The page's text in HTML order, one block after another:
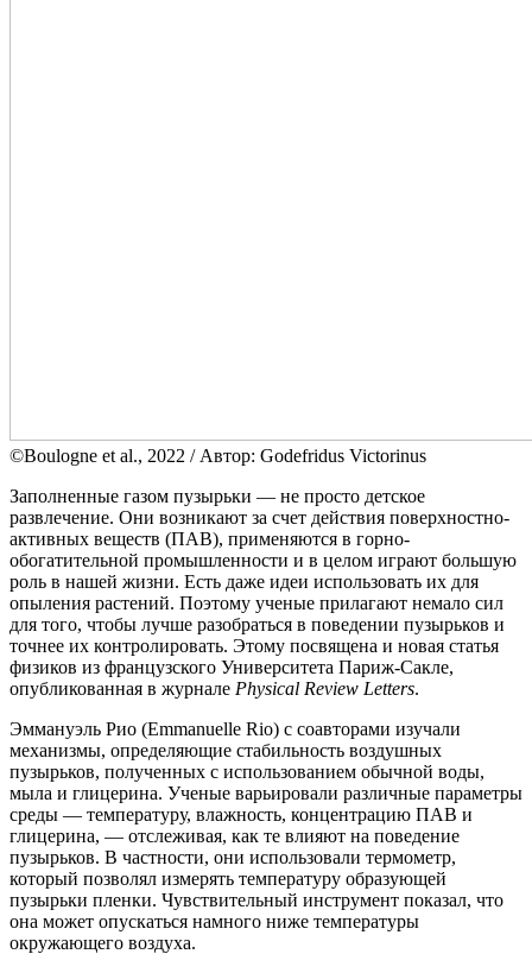
©Boulogne et al., 2022 / Автор: Godefridus Victorinus
Заполненные газом пузырьки — не просто детское
развлечение. Они возникают за счет действия поверхностно-
активных веществ (ПАВ), применяются в горно-
обогатительной промышленности и в целом играют большую
роль в нашей жизни. Есть даже идеи использовать их для
опыления растений. Поэтому ученые прилагают немало сил
для того, чтобы лучше разобраться в поведении пузырьков и
точнее их контролировать. Этому посвящена и новая статья
физиков из французского Университета Париж-Сакле,
опубликованная в журнале Physical Review Letters.
Эммануэль Рио (Emmanuelle Rio) с соавторами изучали
механизмы, определяющие стабильность воздушных
пузырьков, полученных с использованием обычной воды,
мыла и глицерина. Ученые варьировали различные параметры
среды — температуру, влажность, концентрацию ПАВ и
глицерина, — отслеживая, как те влияют на поведение
пузырьков. В частности, они использовали термометр,
который позволял измерять температуру образующей
пузырьки пленки. Чувствительный инструмент показал, что
она может опускаться намного ниже температуры
окружающего воздуха.